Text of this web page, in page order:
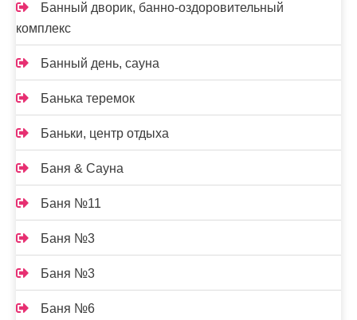
Банный дворик, банно-оздоровительный
комплекс
Банный день, сауна
Банька теремок
Баньки, центр отдыха
Баня & Сауна
Баня №11
Баня №3
Баня №3
Баня №6